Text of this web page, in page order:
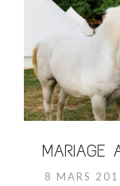
MARIAGE
8 MARS